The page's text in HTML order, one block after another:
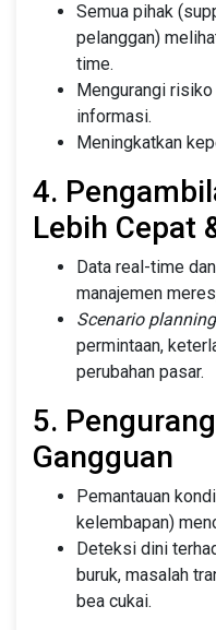
Semua pihak
pelanggan)
time.
Mengurangi
informasi.
Meningkatkan
4.
Lebih Cepat
Data real-time
manajemen
Scenario planning
permintaan,
perubahan pasar.
5.
Gangguan
Pemantauan
kelembapan)
Deteksi dini
buruk, masalah
bea cukai.